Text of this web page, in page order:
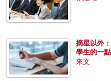
摘星以外
學生的一
來文